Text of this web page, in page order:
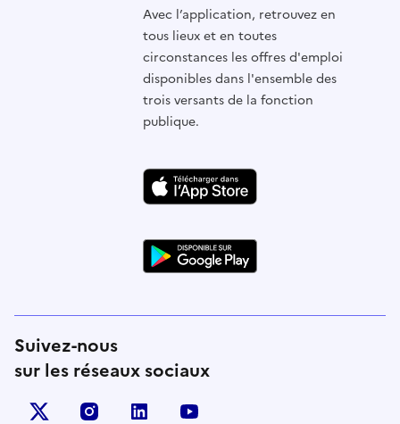
Avec l’application, retrouvez en
tous lieux et en toutes
circonstances les offres d'emploi
disponibles dans l'ensemble des
trois versants de la fonction
publique.
Suivez-nous
sur les réseaux sociaux
X (anciennement Twitter)
instagramlinkedin